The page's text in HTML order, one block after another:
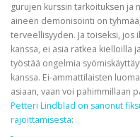
gurujen kurssin tarkoituksen ja
aineen demonisointi on
terveellisyyden. Ja toiseksi, jos
kanssa, ei asia ratkea kielloilla
työstää ongelmia
kanssa. Ei-ammattilaisten
asiaan, vaan voi pahimmillaan
Petteri Lindblad on sanonut
rajoittamisesta: